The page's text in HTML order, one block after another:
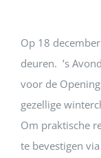
Op 18
deuren. ’s
voor de
gezellige
Om praktische
te bevestigen